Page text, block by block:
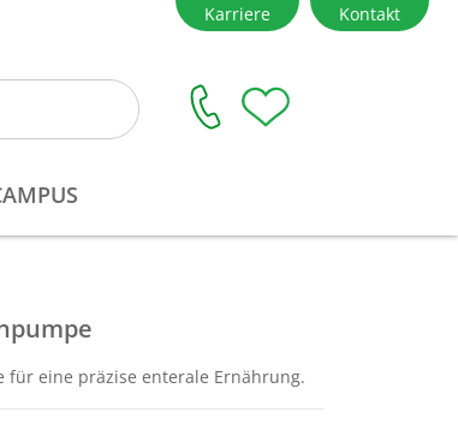
für eine präzise enterale Ernährung.